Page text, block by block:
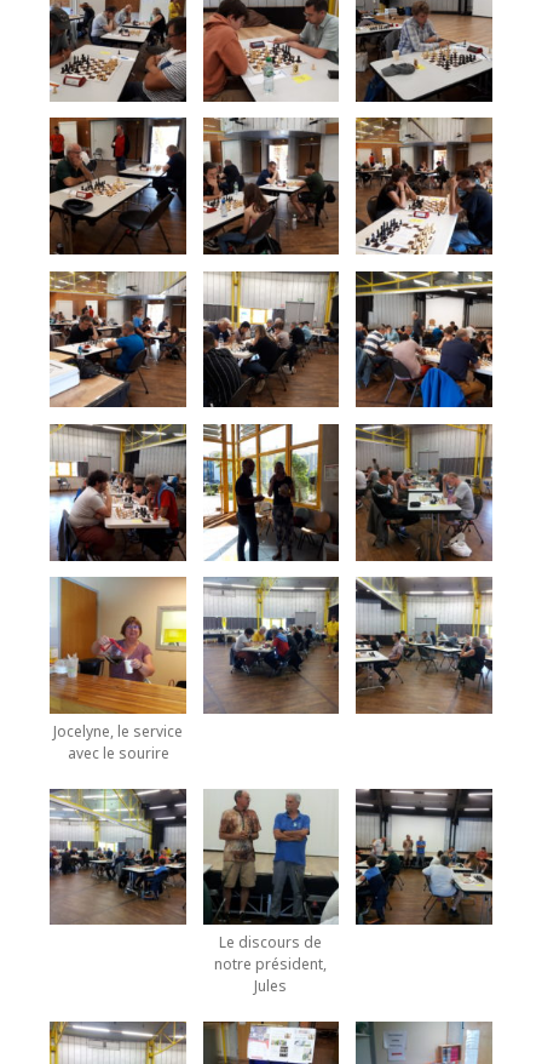
Jocelyne, le service
avec le sourire
Le discours de
notre président,
Jules